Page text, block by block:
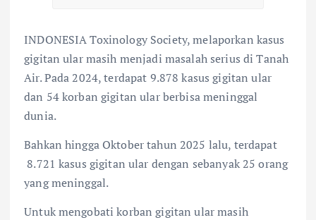
INDONESIA Toxinology Society, melaporkan kasus
gigitan ular masih menjadi masalah serius di Tanah
Air. Pada 2024, terdapat 9.878 kasus gigitan ular
dan 54 korban gigitan ular berbisa meninggal
dunia.
Bahkan hingga Oktober tahun 2025 lalu, terdapat
8.721 kasus gigitan ular dengan sebanyak 25 orang
yang meninggal.
Untuk mengobati korban gigitan ular masih